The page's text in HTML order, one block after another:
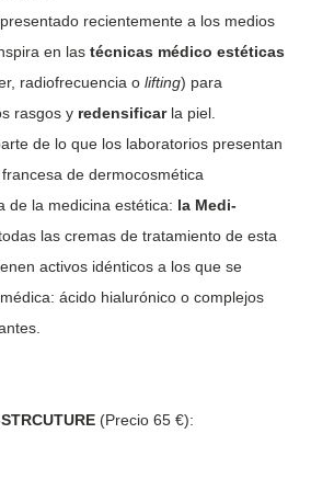
recientemente a los medios
en las técnicas médico estéticas
radiofrecuencia o lifting) para
rasgos y redensificarla piel.
de lo que los laboratorios presentan
de dermocosmética
de la medicina estética: la Medi-
todas las cremas de tratamiento de esta
activos idénticos a los que se
ácido hialurónico o complejos
(Precio 65 €):